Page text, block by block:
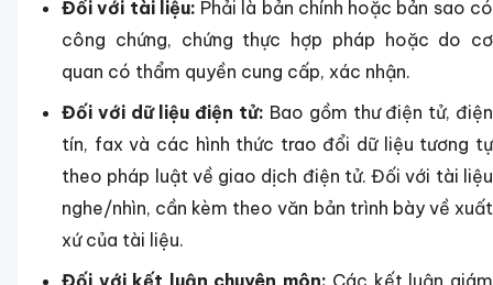
Đối với tài liệu: Phải là bản chính hoặc bản sao có
công chứng, chứng thực hợp pháp hoặc do cơ
quan có thẩm quyền cung cấp, xác nhận.
Đối với dữ liệu điện tử: Bao gồm thư điện tử, điện
tín, fax và các hình thức trao đổi dữ liệu tương tự
theo pháp luật về giao dịch điện tử. Đối với tài liệu
nghe/nhìn, cần kèm theo văn bản trình bày về xuất
xứ của tài liệu.
Đối với kết luận chuyên môn: Các kết luận giám